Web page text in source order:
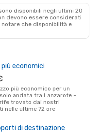
disponibili negli ultimi 20
devono essere considerati
che disponibilità e
più economici
andata tra Lanzarote -
trovato dai nostri
nelle ultime 72 ore
di destinazione